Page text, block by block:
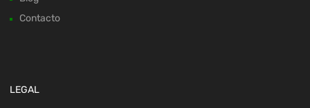
Contacto
LEGAL